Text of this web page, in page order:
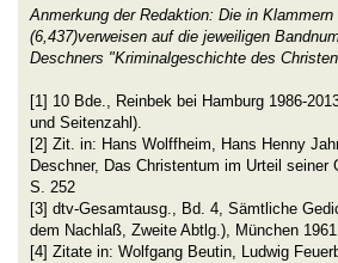
Anmerkung der Redaktion: Die in
(6,437)verweisen auf die jeweiligen
Deschners "Kriminalgeschichte des
[1] 10 Bde., Reinbek bei Hamburg 1986-
und Seitenzahl).
[2] Zit. in: Hans Wolffheim, Hans Henny
Deschner, Das Christentum im Urteil seiner
S. 252
[3] dtv-Gesamtausg., Bd. 4, Sämtliche
dem Nachlaß, Zweite Abtlg.), München
[4] Zitate in: Wolfgang Beutin, Ludwig